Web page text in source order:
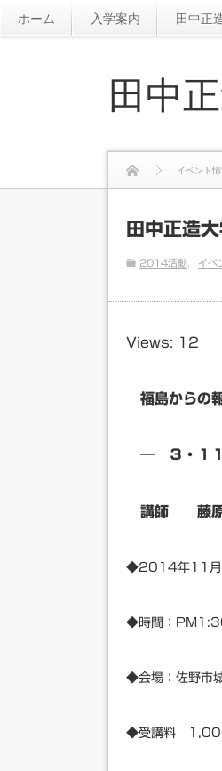
ホーム 入学案内 田中正
田中
イベント情
田中正造
2014活動 イベ
Views: 12
福島からの
― ３・１１
講師 藤原寿
◆2014年11月
◆時
◆会場：佐
◆受講料